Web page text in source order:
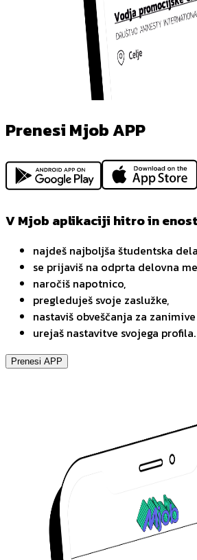
Prenesi Mjob APP
V Mjob aplikaciji hitro in
najdeš najboljša študentska
se prijaviš na odprta delovna
naročiš napotnico,
pregleduješ svoje zaslužke,
nastaviš obveščanja za
urejaš nastavitve svojega profila.
Prenesi APP